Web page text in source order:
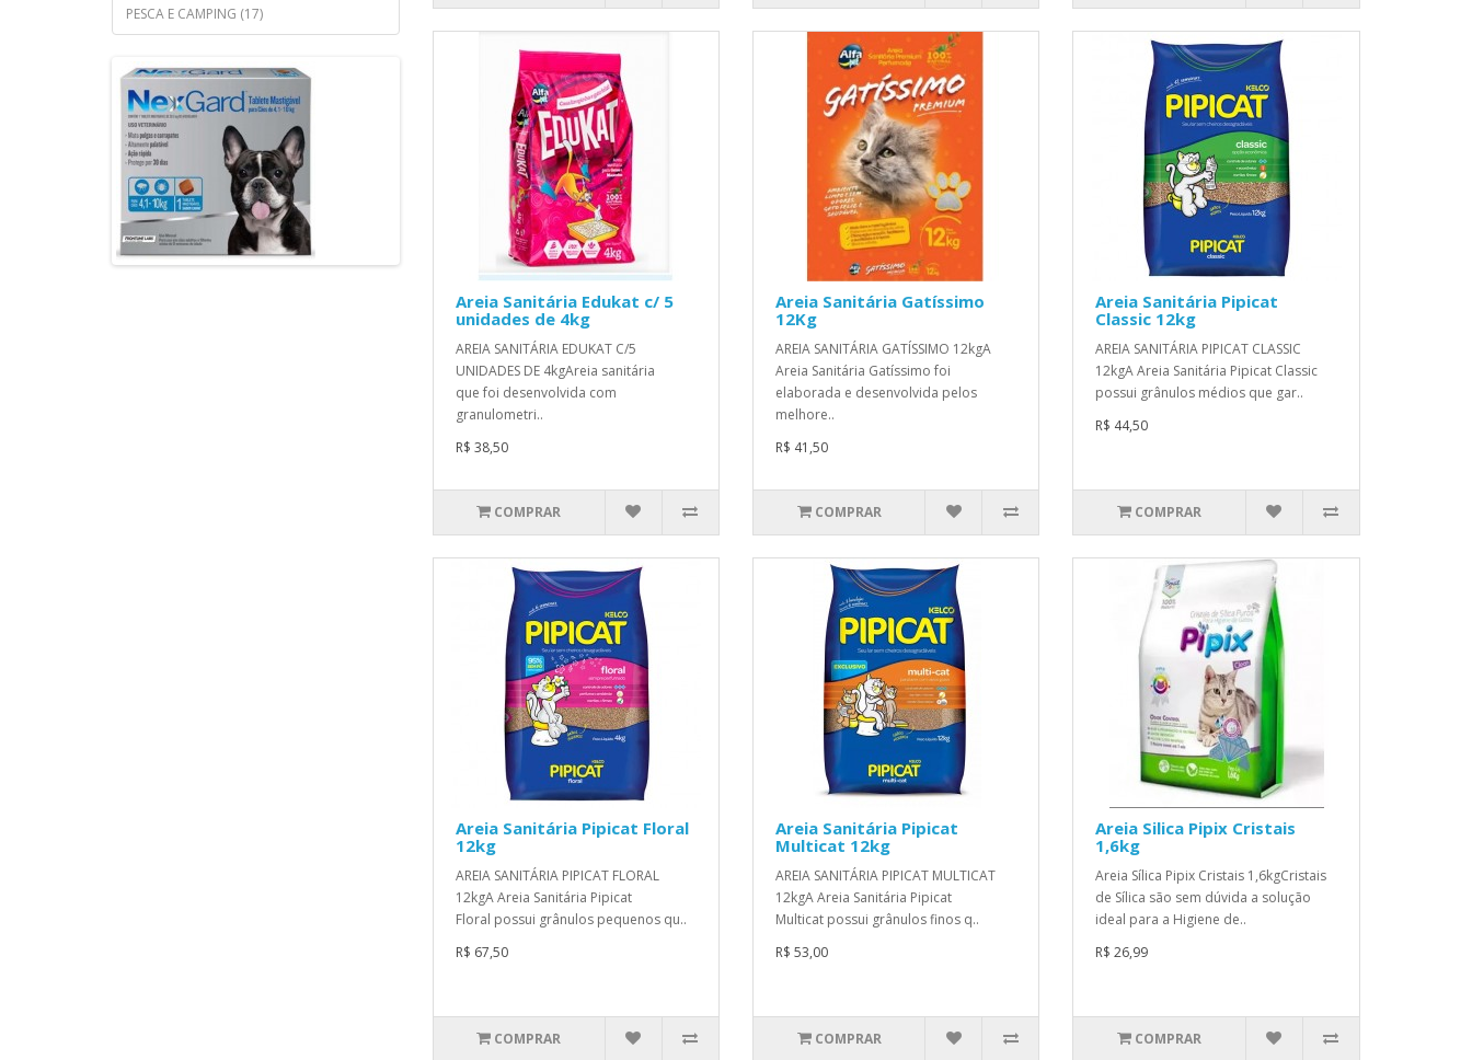
PESCA E CAMPING (17)
Areia Sanitária Edukat c/ 5
unidades de 4kg
AREIA SANITÁRIA EDUKAT C/5
UNIDADES DE 4kgAreia sanitária
que foi desenvolvida com
granulometri..
R$ 38,50
COMPRAR
Areia Sanitária Gatíssimo
12Kg
AREIA SANITÁRIA GATÍSSIMO 12kgA
Areia Sanitária Gatíssimo foi
elaborada e desenvolvida pelos
melhore..
R$ 41,50
COMPRAR
Areia Sanitária Pipicat
Classic 12kg
AREIA SANITÁRIA PIPICAT CLASSIC
12kgA Areia Sanitária Pipicat Classic
possui grânulos médios que gar..
R$ 44,50
COMPRAR
Areia Sanitária Pipicat Floral
12kg
AREIA SANITÁRIA PIPICAT FLORAL
12kgA Areia Sanitária Pipicat
Floral possui grânulos pequenos qu..
R$ 67,50
COMPRAR
Areia Sanitária Pipicat
Multicat 12kg
AREIA SANITÁRIA PIPICAT MULTICAT
12kgA Areia Sanitária Pipicat
Multicat possui grânulos finos q..
R$ 53,00
COMPRAR
Areia Silica Pipix Cristais
1,6kg
Areia Sílica Pipix Cristais 1,6kgCristais
de Sílica são sem dúvida a solução
ideal para a Higiene de..
R$ 26,99
COMPRAR